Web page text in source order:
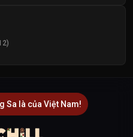
Sa là của Việt Nam!